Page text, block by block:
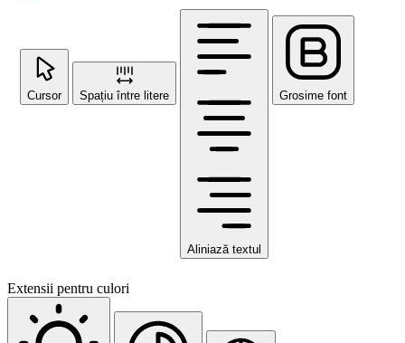
Cursor Spațiu între litere
Aliniază textul
Grosime font
Extensii pentru culori